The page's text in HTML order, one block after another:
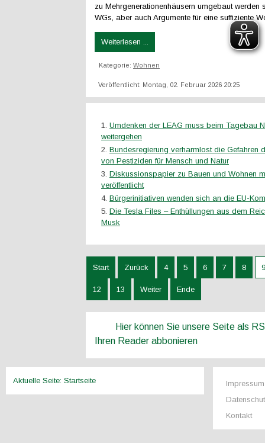
zu Mehrgenerationenhäusern umgebaut werden
WGs, aber auch Argumente für eine suffiziente
Weiterlesen ...
Kategorie: Wohnen
Veröffentlicht: Montag, 02. Februar 2026 20:25
Umdenken der LEAG muss beim Tagebau
weitergehen
Bundesregierung verharmlost die Gefahren
von Pestiziden für Mensch und Natur
Diskussionspapier zu Bauen und Wohnen
veröffentlicht
Bürgerinitiativen wenden sich an die EU-
Die Tesla Files – Enthüllungen aus dem
Musk
Start Zurück 4 5 6 7 8 9
12 13 Weiter Ende
Hier können Sie unsere Seite als
Ihren Reader abbonieren
Aktuelle Seite: Startseite
Impressum
Kontakt